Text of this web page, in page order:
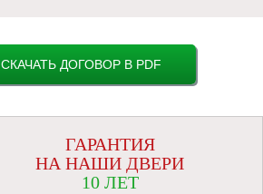
СКАЧАТЬ ДОГОВОР В PDF
ГАРАНТИЯ
НА НАШИ ДВЕРИ
10 ЛЕТ